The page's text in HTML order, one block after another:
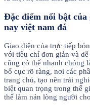
Đặc điểm nổi bật
nay việt nam đá
Giao diện của trực tiếp
với tiêu chí đơn giản và
cũng có thể nhanh chóng
bố cục rõ ràng, nơi các
trang chủ, tạo nên trải
biệt quan trọng trong thế
thể làm nản lòng người